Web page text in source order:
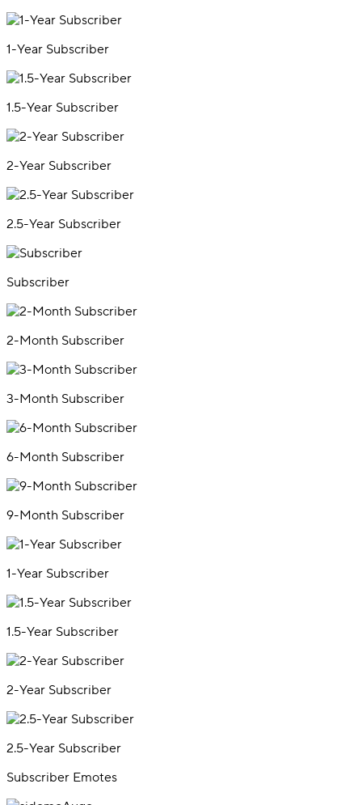
1-Year Subscriber
1.5-Year Subscriber
2-Year Subscriber
2.5-Year Subscriber
Subscriber
2-Month Subscriber
3-Month Subscriber
6-Month Subscriber
9-Month Subscriber
1-Year Subscriber
1.5-Year Subscriber
2-Year Subscriber
2.5-Year Subscriber
Subscriber Emotes